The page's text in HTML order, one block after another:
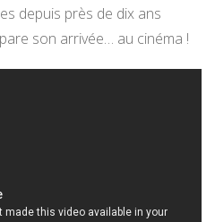
depuis près de dix ans
son arrivée… au cinéma !